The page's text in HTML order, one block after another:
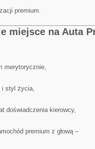
premium.
miejsce na Auta
merytorycznie,
i styl życia,
doświadczenia kierowcy,
premium z głową –